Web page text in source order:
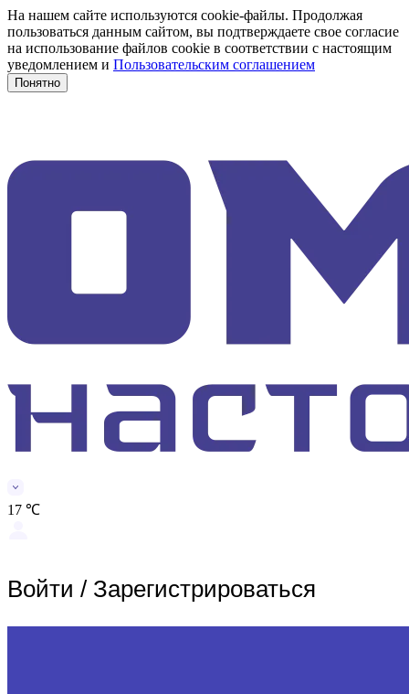
На нашем сайте используются cookie-файлы. Продолжая
пользоваться данным сайтом, вы подтверждаете свое согласие
на использование файлов cookie в соответствии с настоящим
уведомлением и Пользовательским соглашением
Понятно
17 ℃
Войти / Зарегистрироваться